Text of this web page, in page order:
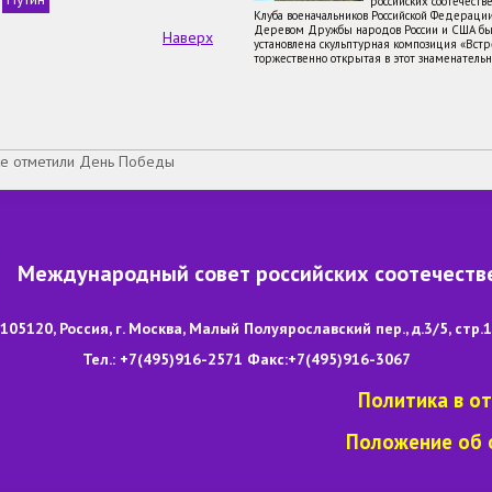
Наверх
Клуба военачальников Российской
Деревом Дружбы народов России и США
установлена скульптурная композиция
торжественно открытая в этот
отметили День Победы
Международный совет российских
105120, Россия, г. Москва, Малый Полуярославский пер., д.3/5, стр.1
Тел.: +7(495)916-2571 Факс:+7(495)916-3067
Политика в
Положение об